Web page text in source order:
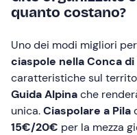
quanto costano?
Uno dei modi migliori
ciaspole nella Conca di
caratteristiche sul
Guida Alpinache
unica.Ciaspolare a Pila
15€/20€ per la mezza